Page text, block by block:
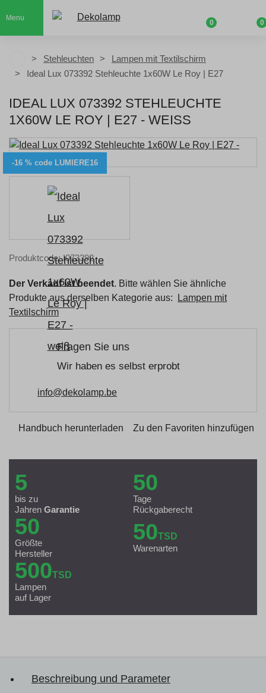
Menu
0 0
Stehleuchten
Lampen mit Textilschirm
Ideal Lux 073392 Stehleuchte 1x60W Le Roy | E27
IDEAL LUX 073392 STEHLEUCHTE
1X60W LE ROY | E27 - WEISS
-16 % code LUMIERE16
Produktcode: I073392
Der Verkauf ist beendet. Bitte wählen Sie ähnliche
Produkte aus derselben Kategorie aus:
Lampen mit
Textilschirm
Fragen Sie uns
Wir haben es selbst erprobt
info@dekolamp.be
Handbuch herunterladen Zu den Favoriten hinzufügen
5
bis zu
Jahren Garantie
50
Tage
Rückgaberecht
50
Größte
Hersteller
50TSD
Warenarten
500TSD
Lampen
auf Lager
Beschreibung und Parameter